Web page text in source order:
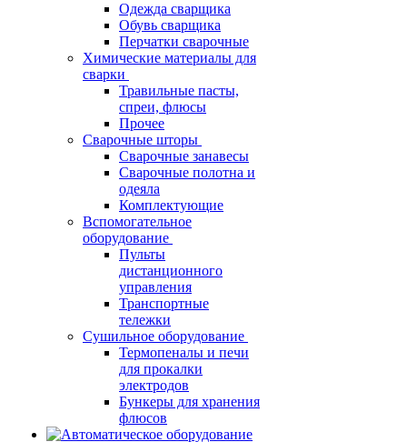
Одежда сварщика
Обувь сварщика
Перчатки сварочные
Химические материалы для
сварки
Травильные пасты,
спреи, флюсы
Прочее
Сварочные шторы
Сварочные занавесы
Сварочные полотна и
одеяла
Комплектующие
Вспомогательное
оборудование
Пульты
дистанционного
управления
Транспортные
тележки
Сушильное оборудование
Термопеналы и печи
для прокалки
электродов
Бункеры для хранения
флюсов